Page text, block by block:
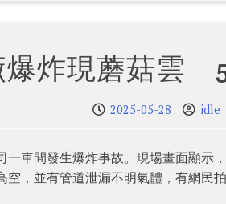
爆炸現蘑菇雲
2025-05-28 idle
一車間發生爆炸事故。現場畫面顯示
，並有管道泄漏不明氣體，有網民